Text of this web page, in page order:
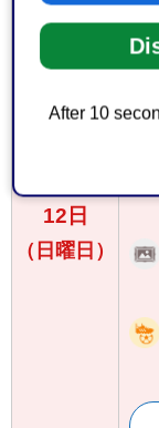
After 10
12日
（日曜日）